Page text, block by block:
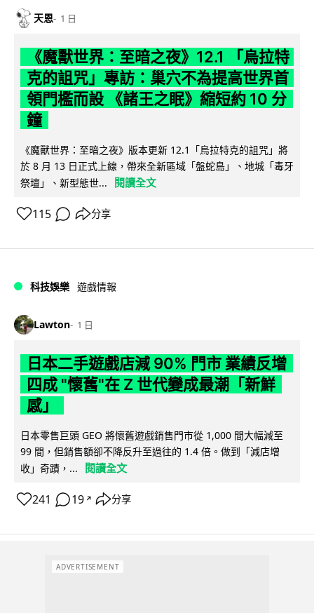
天恩 1 日
《魔獸世界：至暗之夜》12.1 「烏拉特
克的詛咒」專訪：巢穴不為提高世界首
領門檻而設 《諸王之眠》縮短約 10 分
鐘
《魔獸世界：至暗之夜》版本更新 12.1「烏拉特克的詛咒」將
於 8 月 13 日正式上線，帶來全新區域「盤蛇島」、地城「毒牙
祭壇」、新型態世...
閱讀全文
115 分享
科技娛樂 遊戲情報
Lawton 1 日
日本二手遊戲店減 90% 門市 業績反增
四成 "懷舊"在 Z 世代變成最潮「新鮮
感」
日本零售巨頭 GEO 將懷舊遊戲銷售門市從 1,000 間大幅減至
99 間，但銷售額卻不降反升至過往的 1.4 倍。做到「減店增
收」奇蹟，...
閱讀全文
241 19 ↗ 分享
ADVERTISEMENT